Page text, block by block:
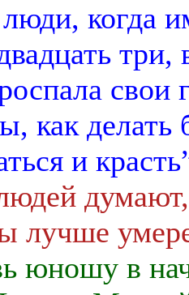
когда
свои
как
и
лучше
юношу в